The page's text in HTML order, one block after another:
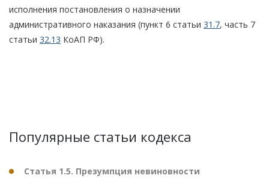
исполнения постановления о назначении
административного наказания (пункт 6 статьи 31.7, часть 7
статьи 32.13 КоАП РФ).
Популярные статьи кодекса
Статья 1.5. Презумпция невиновности